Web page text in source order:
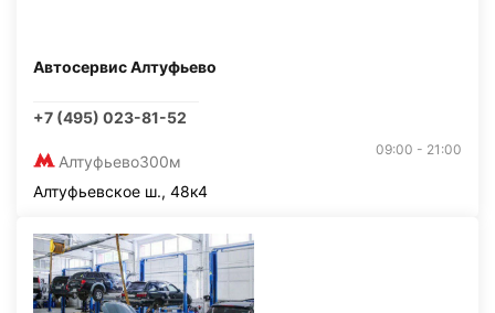
Автосервис Алтуфьево
+7 (495) 023-81-52
Алтуфьево300м
09:00 - 21:00
Алтуфьевское ш., 48к4